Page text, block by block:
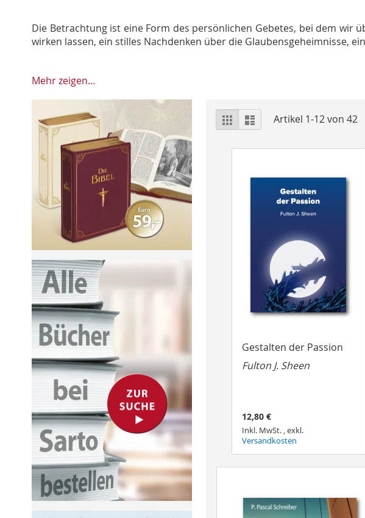
Die Betrachtung ist eine Form des persönlichen Gebetes, bei dem wir
wirken lassen, ein stilles Nachdenken über die Glaubensgeheimnisse,
Mehr zeigen…
Ansicht
als
RasterListeArtikel 1-12von 42
Gestalten der Passion
Fulton J. Sheen
12,80 €
Inkl. MwSt. ,exkl.
Versandkosten